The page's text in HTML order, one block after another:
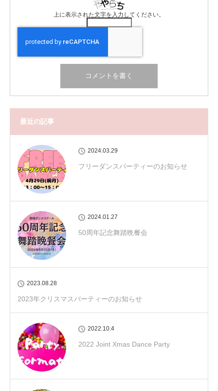
上に表示された文字を入力してください。
最近の記事
2024.03.29
フリーダンスパーティーのお知らせ
2024.01.27
50周年記念舞踏晩餐会
2023.08.28
2023年クリスマスパーティーのお知らせ
2022.10.4
2022 Joint Xmas Dance Party